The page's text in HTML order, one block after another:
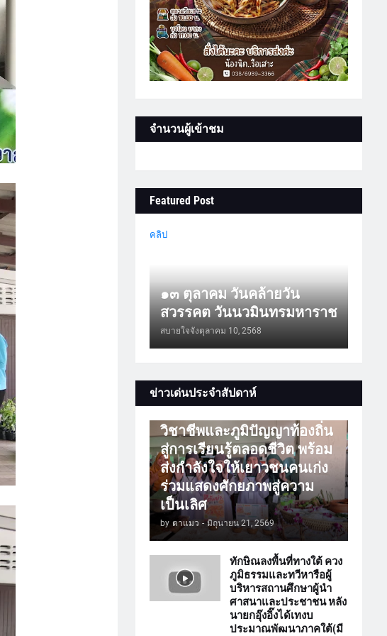
จำนวนผู้เข้าชม
Featured Post
คลิป
๑๓ ตุลาคม วันคล้ายวัน
สวรรคต วันนวมินทรมหาราช
สบายใจจังตุลาคม 10, 2568
ข่าวเด่นประจำสัปดาห์
การศึกษา
วิชาชีพและภูมิปัญญาท้องถิ่น
สู่การเรียนรู้ตลอดชีวิต พร้อม
ส่งกำลังใจให้เยาวชนคนเก่ง
ร่วมแสดงศักยภาพสู่ความ
เป็นเลิศ
by ตาแมว - มิถุนายน 21, 2569
ทักษิณลงพื้นที่ทางใต้ ควง
ภูมิธรรมและทวีหารือผู้
บริหารสถานศึกษาผู้นำ
ศาสนาและประชาชน หลัง
นายกอุ๊งอิ๊งได้เทงบ
ประมาณพัฒนาภาคใต้(มี